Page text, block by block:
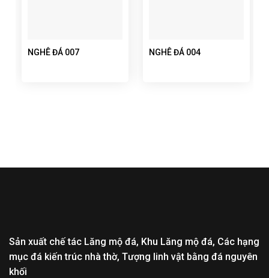
NGHÊ ĐÁ 007 NGHÊ ĐÁ 004
Sản xuất chế tác Lăng mộ đá, Khu Lăng mộ đá, Các hạng
mục đá kiến trúc nhà thờ, Tượng linh vật bằng đá nguyên
khối